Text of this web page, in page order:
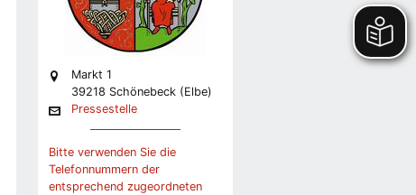
Markt 1
39218 Schönebeck (Elbe)
Pressestelle
Bitte verwenden Sie die
Telefonnummern der
entsprechend zugeordneten